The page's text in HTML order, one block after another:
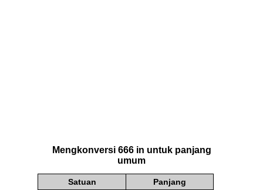
Mengkonversi 666 in untuk panjang
umum
Satuan Panjang